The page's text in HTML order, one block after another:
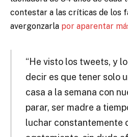
contestar a las críticas de los
avergonzarla por aparentar
“He visto los tweets, y
decir es que tener solo
casa a la semana con
parar, ser madre a
luchar constantemente